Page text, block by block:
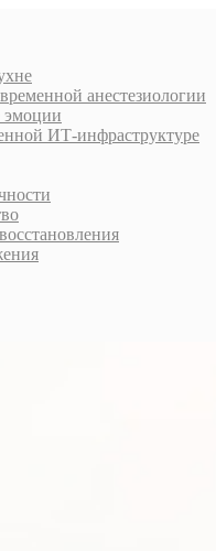
анестезиологии
эмоции
ИТ-инфраструктуре